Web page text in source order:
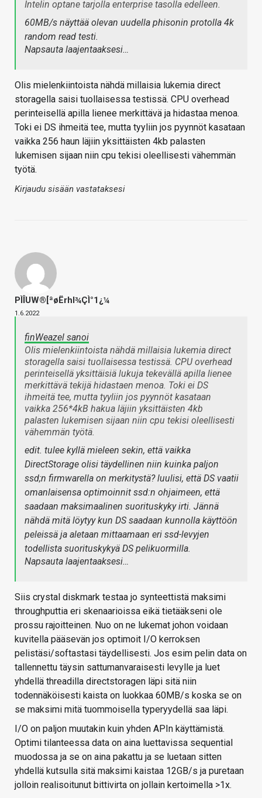
Intelin optane tarjolla enterprise tasolla edelleen.
60MB/s näyttää olevan uudella phisonin protolla 4k
random read testi.
Napsauta laajentaaksesi…
Olis mielenkiintoista nähdä millaisia lukemia direct
storagella saisi tuollaisessa testissä. CPU overhead
perinteisellä apilla lienee merkittävä ja hidastaa menoa.
Toki ei DS ihmeitä tee, mutta tyyliin jos pyynnöt kasataan
vaikka 256 haun läjiin yksittäisten 4kb palasten
lukemisen sijaan niin cpu tekisi oleellisesti vähemmän
työtä.
Kirjaudu sisään vastataksesi
PÌÎUW®[ªøËrhl¾ÇÌ°1¿¼
1.6.2022
finWeazel sanoi
Olis mielenkiintoista nähdä millaisia lukemia direct
storagella saisi tuollaisessa testissä. CPU overhead
perinteisellä yksittäisiä lukuja tekevällä apilla lienee
merkittävä tekijä hidastaen menoa. Toki ei DS
ihmeitä tee, mutta tyyliin jos pyynnöt kasataan
vaikka 256*4kB hakua läjiin yksittäisten 4kb
palasten lukemisen sijaan niin cpu tekisi oleellisesti
vähemmän työtä.
edit. tulee kyllä mieleen sekin, että vaikka
DirectStorage olisi täydellinen niin kuinka paljon
ssd;n firmwarella on merkitystä? luulisi, että DS vaatii
omanlaisensa optimoinnit ssd:n ohjaimeen, että
saadaan maksimaalinen suorituskyky irti. Jännä
nähdä mitä löytyy kun DS saadaan kunnolla käyttöön
peleissä ja aletaan mittaamaan eri ssd-levyjen
todellista suorituskykyä DS pelikuormilla.
Napsauta laajentaaksesi…
Siis crystal diskmark testaa jo synteettistä maksimi
throughputtia eri skenaarioissa eikä tietääkseni ole
prossu rajoitteinen. Nuo on ne lukemat johon voidaan
kuvitella pääsevän jos optimoit I/O kerroksen
pelistäsi/softastasi täydellisesti. Jos esim pelin data on
tallennettu täysin sattumanvaraisesti levylle ja luet
yhdellä threadilla directstoragen läpi sitä niin
todennäköisesti kaista on luokkaa 60MB/s koska se on
se maksimi mitä tuommoisella typeryydellä saa läpi.
I/O on paljon muutakin kuin yhden APIn käyttämistä.
Optimi tilanteessa data on aina luettavissa sequential
muodossa ja se on aina pakattu ja se luetaan sitten
yhdellä kutsulla sitä maksimi kaistaa 12GB/s ja puretaan
jolloin realisoitunut bittivirta on jollain kertoimella >1x.